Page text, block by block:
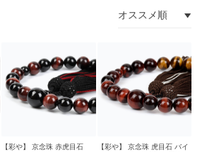
【彩や】 京念珠 赤虎目石
【彩や】 京念珠 虎目石 バイ